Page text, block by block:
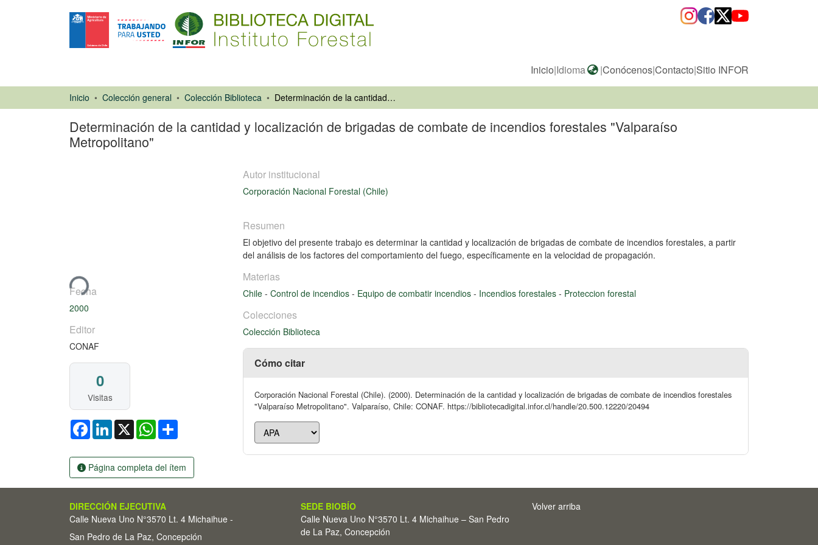
Inicio|Idioma |Conócenos|Contacto|Sitio INFOR
Inicio Colección general Colección Biblioteca Determinación de la cantidad y localización de brigadas de combate de incendios forestales "Valparaíso Metropolitano"
Determinación de la cantidad y localización de brigadas de combate de incendios forestales "Valparaíso
Metropolitano"
Cargando...
Fecha
2000
Editor
CONAF
0
Visitas
FacebookLinkedIn
X WhatsApp
Página completa del ítem
Autor institucional
Corporación Nacional Forestal (Chile)
Resumen
El objetivo del presente trabajo es determinar la cantidad y localización de brigadas de combate de incendios forestales, a partir
del análisis de los factores del comportamiento del fuego, específicamente en la velocidad de propagación.
Materias
Chile - Control de incendios - Equipo de combatir incendios - Incendios forestales - Proteccion forestal
Colecciones
Colección Biblioteca
Cómo citar
Corporación Nacional Forestal (Chile). (2000). Determinación de la cantidad y localización de brigadas de combate de incendios forestales
"Valparaíso Metropolitano". Valparaíso, Chile: CONAF. https://bibliotecadigital.infor.cl/handle/20.500.12220/20494
DIRECCIÓN EJECUTIVA
Calle Nueva Uno N°3570 Lt. 4 Michaihue -
San Pedro de La Paz, Concepción
SEDE BIOBÍO
Calle Nueva Uno N°3570 Lt. 4 Michaihue – San Pedro
de La Paz, Concepción
Volver arriba